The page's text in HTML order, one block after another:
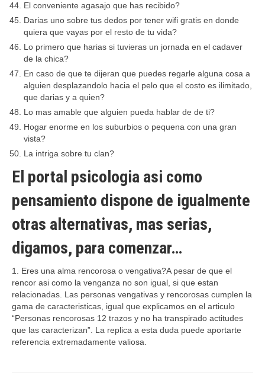
El conveniente agasajo que has recibido?
Darias uno sobre tus dedos por tener wifi gratis en donde
quiera que vayas por el resto de tu vida?
Lo primero que harias si tuvieras un jornada en el cadaver
de la chica?
En caso de que te dijeran que puedes regarle alguna cosa a
alguien desplazandolo hacia el pelo que el costo es ilimitado,
que darias y a quien?
Lo mas amable que alguien pueda hablar de de ti?
Hogar enorme en los suburbios o pequena con una gran
vista?
La intriga sobre tu clan?
El portal psicologia asi­ como
pensamiento dispone de igualmente
otras alternativas, mas serias,
digamos, para comenzar…
1. Eres una alma rencorosa o vengativa?A pesar de que el
rencor asi­ como la venganza no son igual, si que estan
relacionadas. Las personas vengativas y rencorosas cumplen la
gama de caracteristicas, igual que explicamos en el articulo
“Personas rencorosas 12 trazos y no ha transpirado actitudes
que las caracterizan”. La replica a esta duda puede aportarte
referencia extremadamente valiosa.